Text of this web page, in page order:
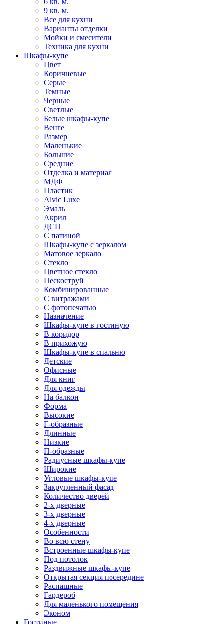
6 кв. м.
9 кв. м.
Все для кухни
Варианты отделки
Мойки и смесители
Техника для кухни
Шкафы-купе
Цвет
Коричневые
Серые
Темные
Черные
Светлые
Белые шкафы-купе
Венге
Размер
Маленькие
Большие
Средние
Отделка и материал
МДФ
Пластик
Alvic Luxe
Эмаль
Акрил
ДСП
С патиной
Шкафы-купе с зеркалом
Матовое зеркало
Стекло
Цветное стекло
Пескоструй
Комбинированные
С витражами
С фотопечатью
Назначение
Шкафы-купе в гостиную
В коридор
В прихожую
Шкафы-купе в спальню
Детские
Офисные
Для книг
Для одежды
На балкон
Форма
Высокие
Г-образные
Длинные
Низкие
П-образные
Радиусные шкафы-купе
Широкие
Угловые шкафы-купе
Закругленный фасад
Количество дверей
2-х дверные
3-х дверные
4-х дверные
Особенности
Во всю стену
Встроенные шкафы-купе
Под потолок
Раздвижные шкафы-купе
Открытая секция посередине
Распашные
Гардероб
Для маленького помещения
Эконом
Гостиные